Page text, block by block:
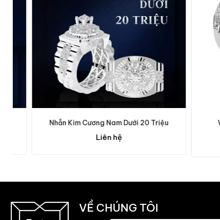
Nhẫn Kim Cương Nam Dưới 20 Triệu
Liên hệ
Vỏ
VỀ CHÚNG TÔI